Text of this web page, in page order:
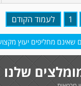
1 לעמוד הקודם
שאינם מחליפים יעוץ
שלנו